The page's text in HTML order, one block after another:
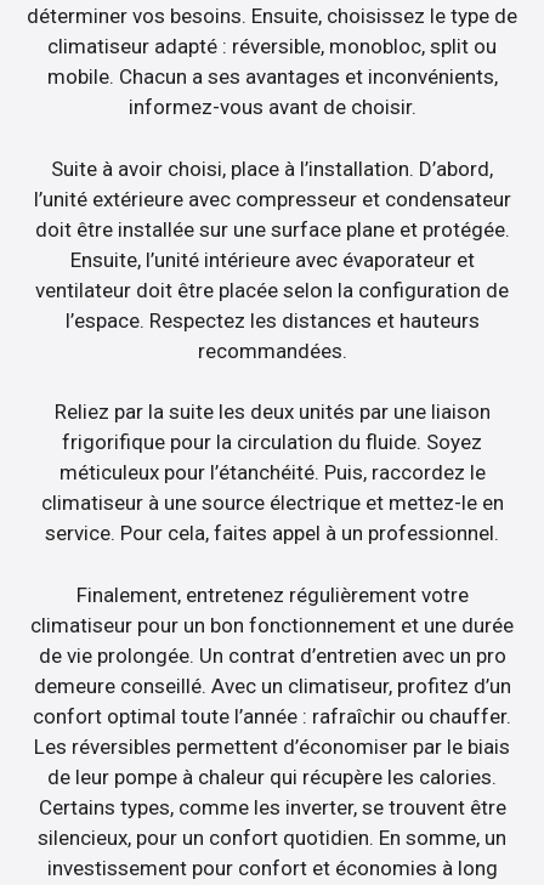
déterminer vos besoins. Ensuite, choisissez le type de
climatiseur adapté : réversible, monobloc, split ou
mobile. Chacun a ses avantages et inconvénients,
informez-vous avant de choisir.
Suite à avoir choisi, place à l’installation. D’abord,
l’unité extérieure avec compresseur et condensateur
doit être installée sur une surface plane et protégée.
Ensuite, l’unité intérieure avec évaporateur et
ventilateur doit être placée selon la configuration de
l’espace. Respectez les distances et hauteurs
recommandées.
Reliez par la suite les deux unités par une liaison
frigorifique pour la circulation du fluide. Soyez
méticuleux pour l’étanchéité. Puis, raccordez le
climatiseur à une source électrique et mettez-le en
service. Pour cela, faites appel à un professionnel.
Finalement, entretenez régulièrement votre
climatiseur pour un bon fonctionnement et une durée
de vie prolongée. Un contrat d’entretien avec un pro
demeure conseillé. Avec un climatiseur, profitez d’un
confort optimal toute l’année : rafraîchir ou chauffer.
Les réversibles permettent d’économiser par le biais
de leur pompe à chaleur qui récupère les calories.
Certains types, comme les inverter, se trouvent être
silencieux, pour un confort quotidien. En somme, un
investissement pour confort et économies à long